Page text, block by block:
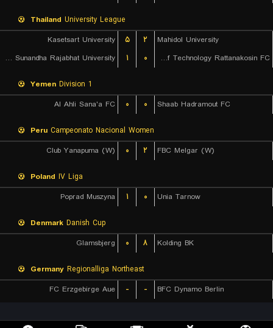
Thailand University League
Kasetsart University
۵ ۲
Mahidol University
Suan Sunandha Rajabhat University
۱ ۰ Rajamangala University of Technology Rattanakosin FC
Yemen Division 1
Al Ahli Sana'a FC
۰ ۰ Shaab Hadramout FC
Peru Campeonato Nacional Women
Club Yanapuma (W)
۰ ۲ FBC Melgar (W)
Poland IV Liga
Poprad Muszyna
۱ ۰ Unia Tarnow
Denmark Danish Cup
Glamsbjerg
۰ ۸ Kolding BK
Germany Regionalliga Northeast
FC Erzgebirge Aue
- - BFC Dynamo Berlin